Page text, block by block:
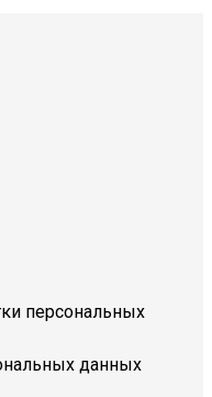
персональных
данных